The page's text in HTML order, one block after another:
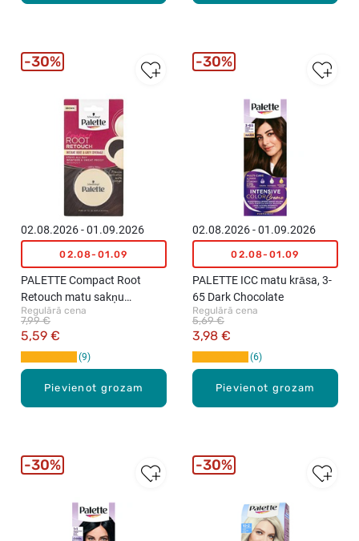
Pievienot grozam
02.08.2026 - 01.09.2026
02.08-01.09
PALETTE Compact Root
Retouch matu sakņu
tonētājs, Brown, 3g
Regulārā cena
5,59 €
7,99 €
9
30%
Pievienot grozam
02.08.2026 - 01.09.2026
02.08-01.09
PALETTE ICC matu krāsa, 3-
65 Dark Chocolate
Regulārā cena
3,98 €
5,69 €
6
30%
30% 30%